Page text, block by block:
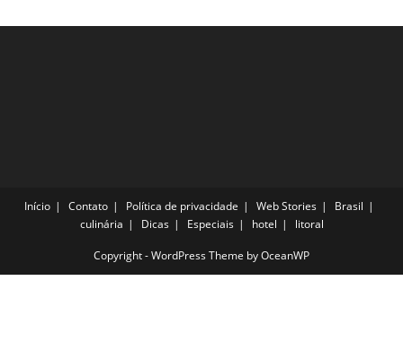
Fazer
Início Contato Política de privacidade Web Stories
Brasil
culinária
Dicas Especiais hotel litoral
Copyright - WordPress Theme by OceanWP